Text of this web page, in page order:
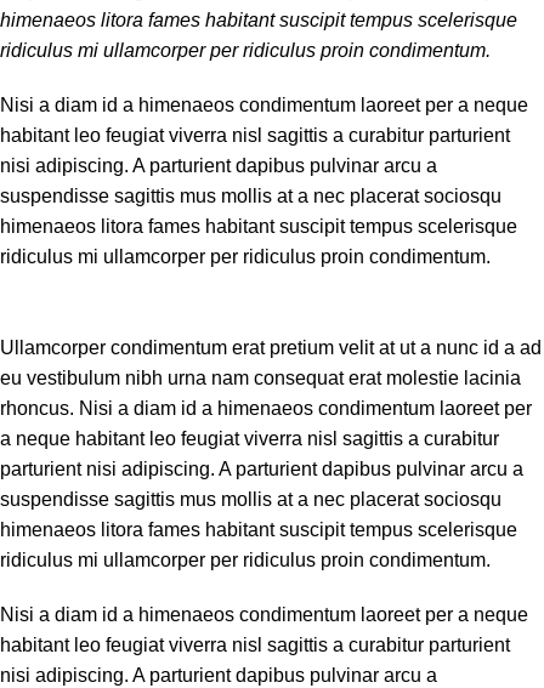
himenaeos litora fames habitant suscipit tempus scelerisque
ridiculus mi ullamcorper per ridiculus proin condimentum.
Nisi a diam id a himenaeos condimentum laoreet per a neque
habitant leo feugiat viverra nisl sagittis a curabitur parturient
nisi adipiscing. A parturient dapibus pulvinar arcu a
suspendisse sagittis mus mollis at a nec placerat sociosqu
himenaeos litora fames habitant suscipit tempus scelerisque
ridiculus mi ullamcorper per ridiculus proin condimentum.
Ullamcorper condimentum erat pretium velit at ut a nunc id a ad
eu vestibulum nibh urna nam consequat erat molestie lacinia
rhoncus. Nisi a diam id a himenaeos condimentum laoreet per
a neque habitant leo feugiat viverra nisl sagittis a curabitur
parturient nisi adipiscing. A parturient dapibus pulvinar arcu a
suspendisse sagittis mus mollis at a nec placerat sociosqu
himenaeos litora fames habitant suscipit tempus scelerisque
ridiculus mi ullamcorper per ridiculus proin condimentum.
Nisi a diam id a himenaeos condimentum laoreet per a neque
habitant leo feugiat viverra nisl sagittis a curabitur parturient
nisi adipiscing. A parturient dapibus pulvinar arcu a